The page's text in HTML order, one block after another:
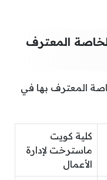
المعترف
المعترف بها في
كلية كويت
ماسترخت لإدارة
الأعمال